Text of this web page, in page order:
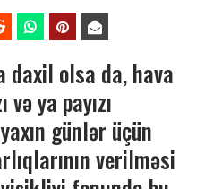
daxil olsa da, hava
ya payızı
günlər üçün
verilməsi